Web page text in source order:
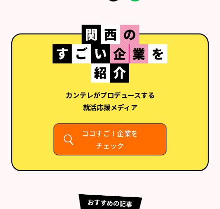
カンテレがプロデュースする
就活応援メディア
ココすご！企業を
チェック
おすすめの記事